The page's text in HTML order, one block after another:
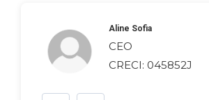
Aline Sofia
CEO
CRECI: 045852J